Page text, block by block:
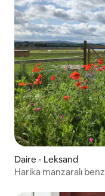
Daire - Leksand
Harika manzaralı